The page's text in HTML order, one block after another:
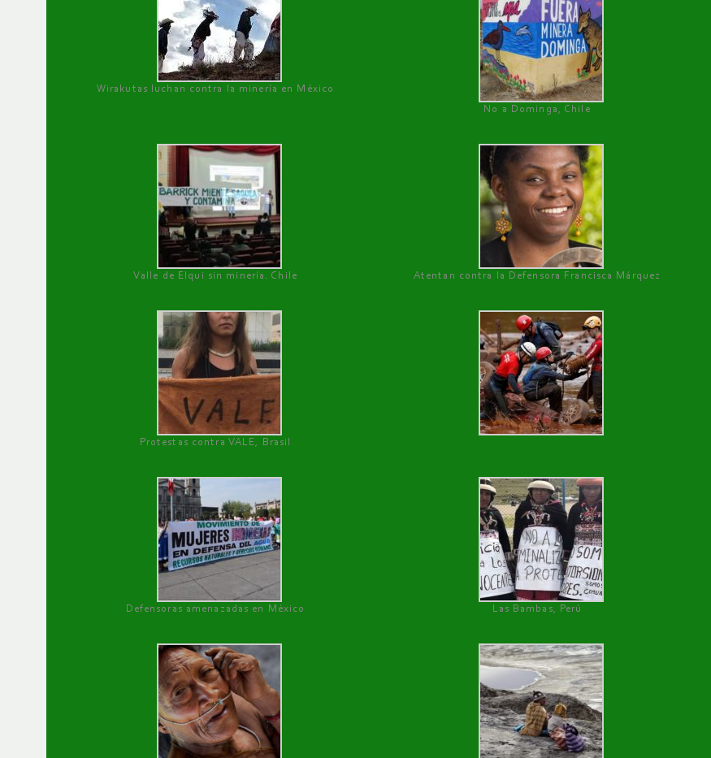
Wirakutas luchan contra la minería en México
No a Dominga, Chile
Valle de Elqui sin minería. Chile Atentan contra la Defensora Francisca Márquez
Protestas contra VALE, Brasil
Defensoras amenazadas en México Las Bambas, Perú